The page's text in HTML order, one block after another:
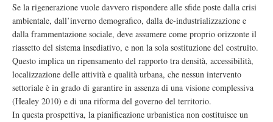
Se la rigenerazione vuole davvero rispondere alle sfide poste dalla crisi
ambientale, dall’inverno demografico, dalla de-industrializzazione e
dalla frammentazione sociale, deve assumere come proprio orizzonte il
riassetto del sistema insediativo, e non la sola sostituzione del costruito.
Questo implica un ripensamento del rapporto tra densità, accessibilità,
localizzazione delle attività e qualità urbana, che nessun intervento
settoriale è in grado di garantire in assenza di una visione complessiva
(Healey 2010) e di una riforma del governo del territorio.
In questa prospettiva, la pianificazione urbanistica non costituisce un